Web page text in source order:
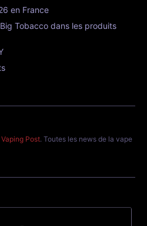
en France
Tobacco dans les produits
Post. Toutes les news de la vape